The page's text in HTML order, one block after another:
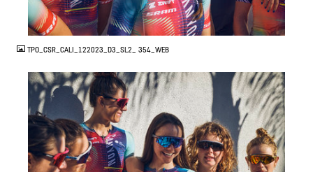
JPG
TPO_CSR_CALI_122023_D3_SL2_ 354_WEB